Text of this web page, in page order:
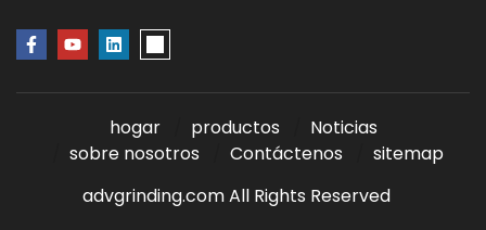
hogar productos
Noticias
sobre nosotros
Contáctenos
sitemap
advgrinding.com All Rights Reserved